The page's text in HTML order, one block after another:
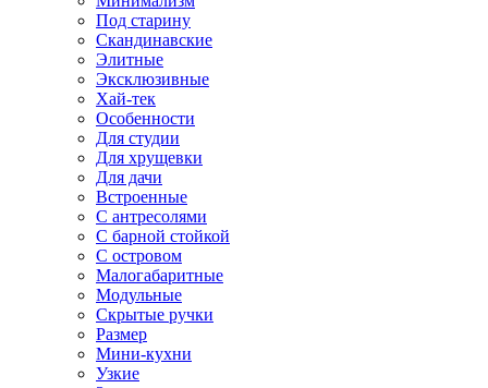
Под старину
Скандинавские
Элитные
Эксклюзивные
Хай-тек
Особенности
Для студии
Для хрущевки
Для дачи
Встроенные
С антресолями
С барной стойкой
С островом
Малогабаритные
Модульные
Скрытые ручки
Размер
Мини-кухни
Узкие